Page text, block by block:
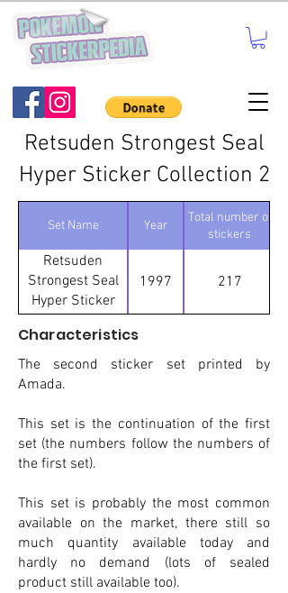
Retsuden Strongest Seal
Hyper Sticker Collection 2
Set Name Year
Total number of
stickers
Retsuden
Strongest Seal
Hyper Sticker
1997 217
Characteristics
The second sticker set printed by
Amada.
This set is the continuation of the first
set (the numbers follow the numbers of
the first set).
This set is probably the most common
available on the market, there still so
much quantity available today and
hardly no demand (lots of sealed
product still available too).